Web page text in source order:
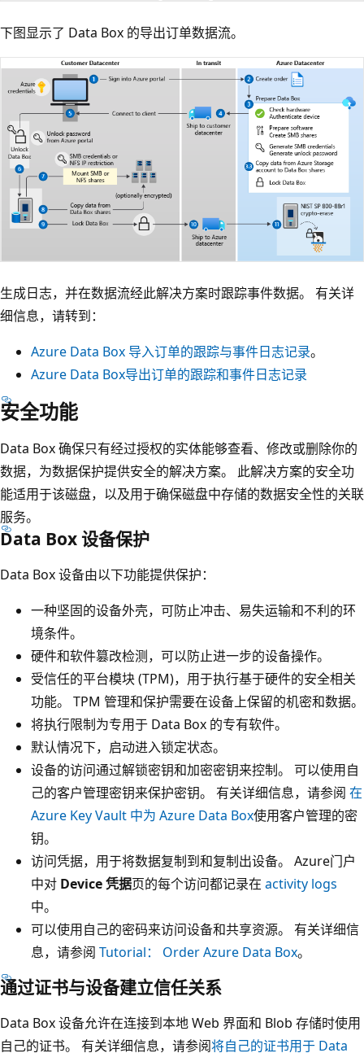
下图显示了 Data Box 的导出订单数据流。
生成日志，并在数据流经此解决方案时跟踪事件数据。 有关详
细信息，请转到：
Azure Data Box 导入订单的跟踪与事件日志记录。
Azure Data Box导出订单的跟踪和事件日志记录
安全功能
Data Box 确保只有经过授权的实体能够查看、修改或删除你的
数据，为数据保护提供安全的解决方案。 此解决方案的安全功
能适用于该磁盘，以及用于确保磁盘中存储的数据安全性的关联
服务。
Data Box 设备保护
Data Box 设备由以下功能提供保护：
一种坚固的设备外壳，可防止冲击、易失运输和不利的环
境条件。
硬件和软件篡改检测，可以防止进一步的设备操作。
受信任的平台模块 (TPM)，用于执行基于硬件的安全相关
功能。 TPM 管理和保护需要在设备上保留的机密和数据。
将执行限制为专用于 Data Box 的专有软件。
默认情况下，启动进入锁定状态。
设备的访问通过解锁密钥和加密密钥来控制。 可以使用自
己的客户管理密钥来保护密钥。 有关详细信息，请参阅 在
Azure Key Vault 中为 Azure Data Box使用客户管理的密
钥。
访问凭据，用于将数据复制到和复制出设备。 Azure门户
中对 Device 凭据页的每个访问都记录在 activity logs
中。
可以使用自己的密码来访问设备和共享资源。 有关详细信
息，请参阅 Tutorial： Order Azure Data Box。
通过证书与设备建立信任关系
Data Box 设备允许在连接到本地 Web 界面和 Blob 存储时使用
自己的证书。 有关详细信息，请参阅将自己的证书用于 Data